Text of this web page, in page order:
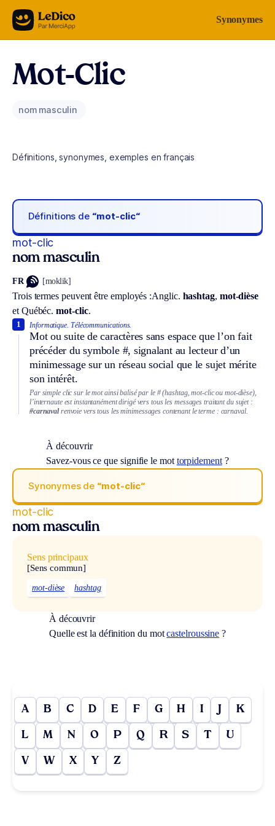
Aller au contenu Synonymes
Mot-Clic
nom masculin
Définitions, synonymes, exemples en français
Définitions de “mot-clic“
mot-clic
nom masculin
FR [moklik]
Trois termes peuvent être employés :Anglic. hashtag, mot-dièse
et Québéc. mot-clic.
Informatique. Télécommunications.
Mot ou suite de caractères sans espace que l’on fait
précéder du symbole #, signalant au lecteur d’un
minimessage sur un réseau social que le sujet mérite
son intérêt.
1
Par simple clic sur le mot ainsi balisé par le # (hashtag, mot-clic ou mot-dièse),
l’internaute est instantanément dirigé vers tous les messages traitant du sujet :
#carnavalrenvoie vers tous les minimessages contenant le terme : carnaval.
À découvrir
Savez-vous ce que signifie le mot torpidement?
Synonymes de “mot-clic“
mot-clic
nom masculin
Sens principaux
[Sens commun]
mot-dièse hashtag
À découvrir
Quelle est la définition du motcastelroussine ?
A B C D E F G H I J K
L M N O P Q R S T U
V W X Y Z